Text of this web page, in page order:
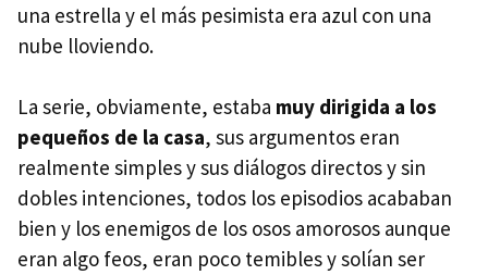
una estrella y el más pesimista era azul con una
nube lloviendo.
La serie, obviamente, estaba muy dirigida a los
pequeños de la casa, sus argumentos eran
realmente simples y sus diálogos directos y sin
dobles intenciones, todos los episodios acababan
bien y los enemigos de los osos amorosos aunque
eran algo feos, eran poco temibles y solían ser